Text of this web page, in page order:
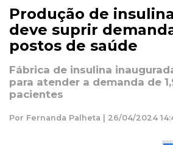
Produção de
deve suprir
postos de saúde
Fábrica de insulina
para atender a demanda de
pacientes
Por Fernanda Palheta | 26/04/2024